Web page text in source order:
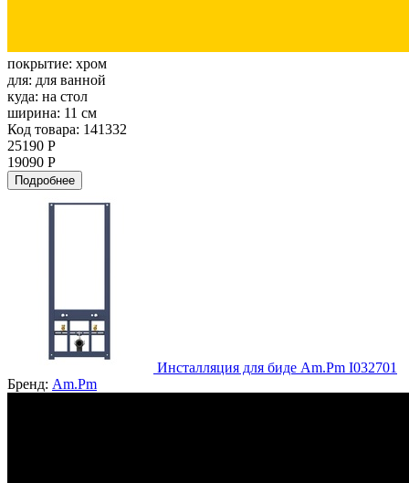
покрытие: хром
для: для ванной
куда: на стол
ширина: 11 см
Код товара: 141332
25190 Р
19090 Р
Подробнее
Инсталляция для биде Am.Pm I032701
Бренд: Am.Pm